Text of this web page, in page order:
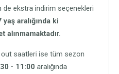
ekstra indirim seçenekleri
aralığında ki
saatleri ise tüm sezon
- 11:00 aralığında